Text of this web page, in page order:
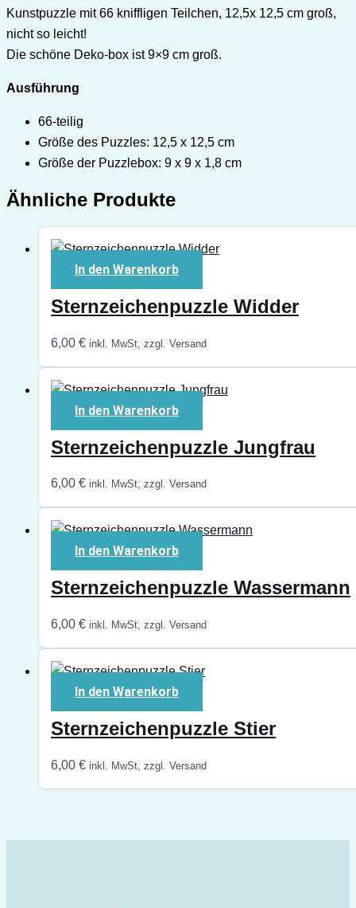
Kunstpuzzle mit 66 kniffligen Teilchen, 12,5x 12,5 cm groß,
nicht so leicht!
Die schöne Deko-box ist 9×9 cm groß.
Ausführung
66-teilig
Größe des Puzzles: 12,5 x 12,5 cm
Größe der Puzzlebox: 9 x 9 x 1,8 cm
Ähnliche Produkte
In den Warenkorb
Sternzeichenpuzzle Widder
6,00 € inkl. MwSt, zzgl. Versand
In den Warenkorb
Sternzeichenpuzzle Jungfrau
6,00 € inkl. MwSt, zzgl. Versand
In den Warenkorb
Sternzeichenpuzzle Wassermann
6,00 € inkl. MwSt, zzgl. Versand
In den Warenkorb
Sternzeichenpuzzle Stier
6,00 € inkl. MwSt, zzgl. Versand